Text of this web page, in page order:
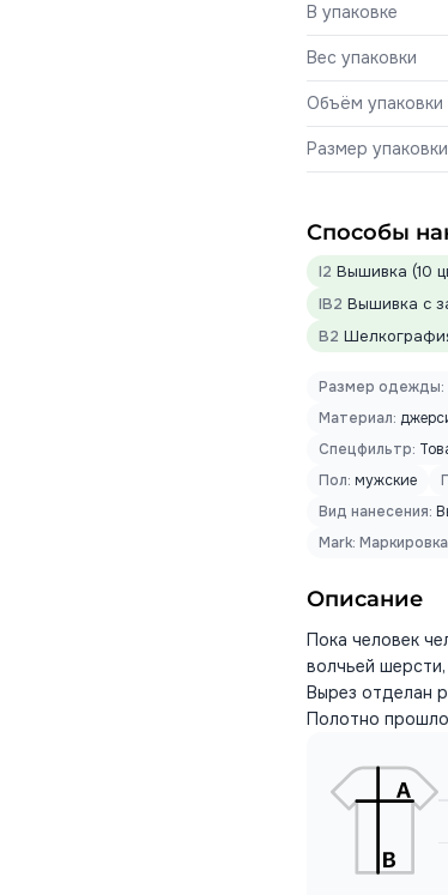
В упаковке
Вес упаковки
Объём упаковки
Размер упаковки
Способы
I2 Вышивка (10
IB2 Вышивка с
B2
Размер одежды:
Материал:
Спецфильтр:
Пол: мужские
Вид нанесения:
Mark:
Описание
Пока человек
волчьей
Вырез отделан
Полотно